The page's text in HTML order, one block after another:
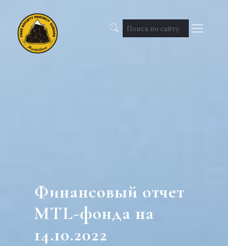
Финансовый отчет
MTL-фонда на
14.10.2022